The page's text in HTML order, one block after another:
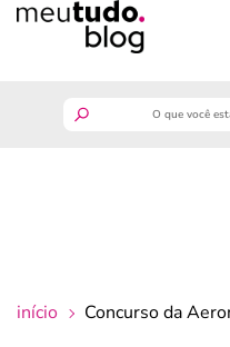
início Concurso da